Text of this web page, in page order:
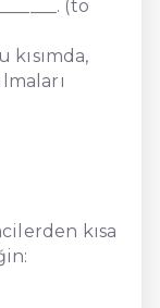
(to
kısımda,
kısa